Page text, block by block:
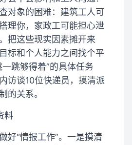
对象的困难：建筑工人可
理你，家政工可能担心泄
把这些现实因素摊开来
标和个人能力之间找个平
跳够得着”的具体任务
谈10位快递员，摸清派
的关系。
料
好“情报工作”。一是摸清